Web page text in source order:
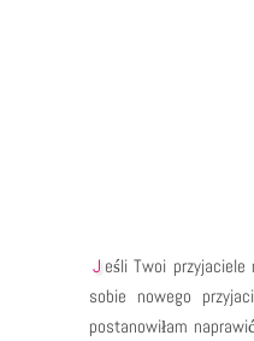
Jeśli Twoi przyjaciele nie chcą Ci pozować – zrób
sobie nowego
postanowiłam